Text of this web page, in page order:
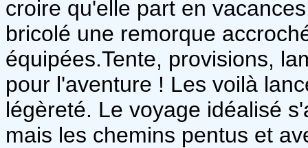
croire qu'elle part en
bricolé une remorque
équipées.Tente, provisions,
pour l'aventure ! Les voilà
légèreté. Le voyage idéalisé
mais les chemins pentus et